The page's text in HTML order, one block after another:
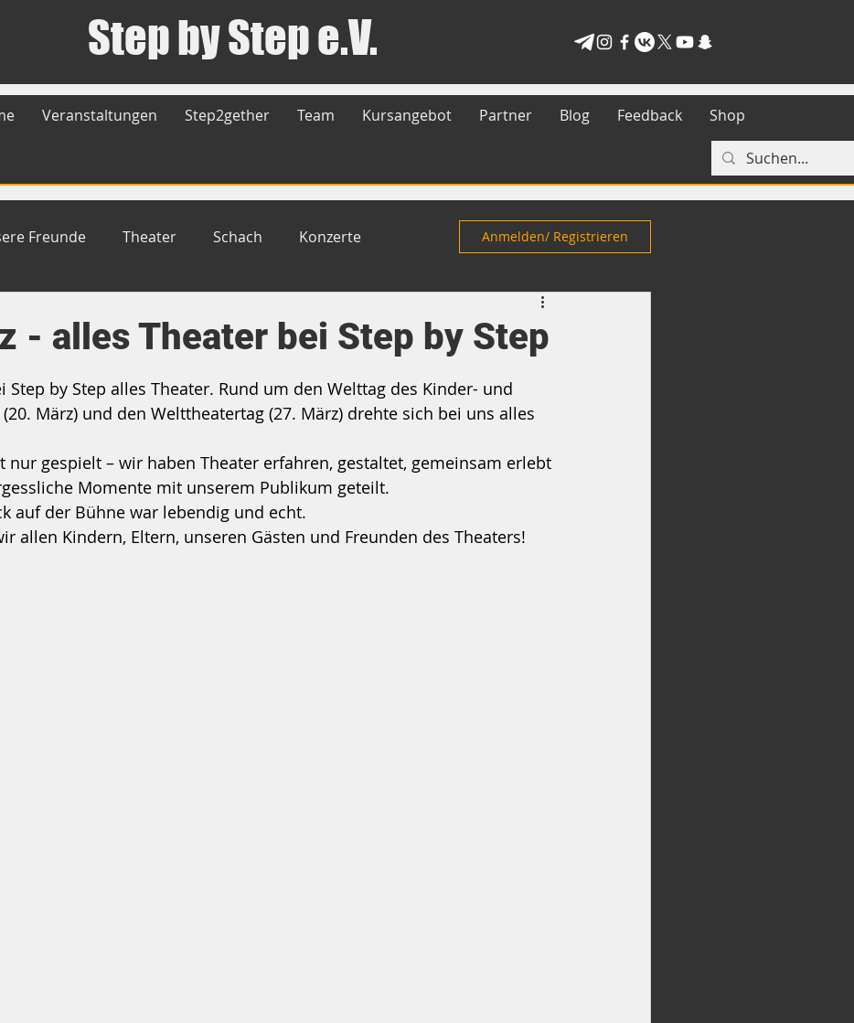
Step by Step e.V.
Veranstaltungen Step2gether Team Kursangebot Partner Blog Feedback Shop
Freunde Theater Schach Konzerte Anmelden/ Registrieren
- alles Theater bei Step by Step
Sternen bewertet.
Step by Step alles Theater. Rund um den Welttag des Kinder- und
März) und den Welttheatertag (27. März) drehte sich bei uns alles
nur gespielt – wir haben Theater erfahren, gestaltet, gemeinsam erlebt
Momente mit unserem Publikum geteilt.
auf der Bühne war lebendig und echt.
allen Kindern, Eltern, unseren Gästen und Freunden des Theaters!